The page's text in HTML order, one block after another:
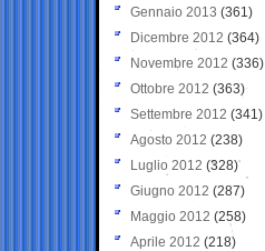
Gennaio 2013 (361)
Dicembre 2012 (364)
Novembre 2012 (336)
Ottobre 2012 (363)
Settembre 2012 (341)
Agosto 2012 (238)
Luglio 2012 (328)
Giugno 2012 (287)
Maggio 2012 (258)
Aprile 2012 (218)